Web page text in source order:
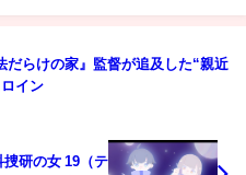
だらけの家』監督が追及した“親近
イン
捜研の女 19（テ